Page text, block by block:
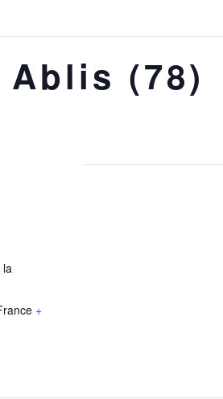
(78)
la
+